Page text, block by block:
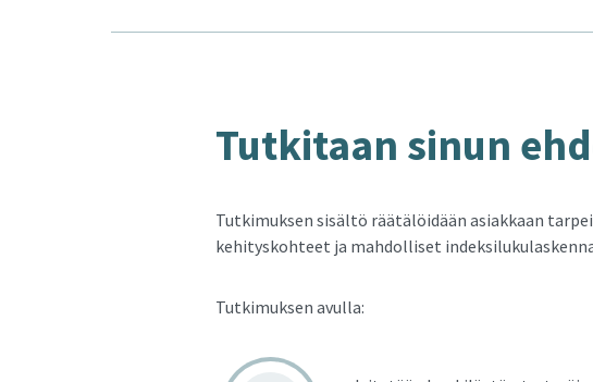
Tut­ki­taan sinun
Tutkimuksen sisältö räätälöidään asiakkaan
kehityskohteet ja mahdolliset
Tutkimuksen avulla: